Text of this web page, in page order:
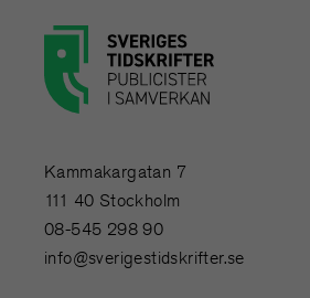
Kammakargatan 7
111 40 Stockholm
08-545 298 90
info@sverigestidskrifter.se